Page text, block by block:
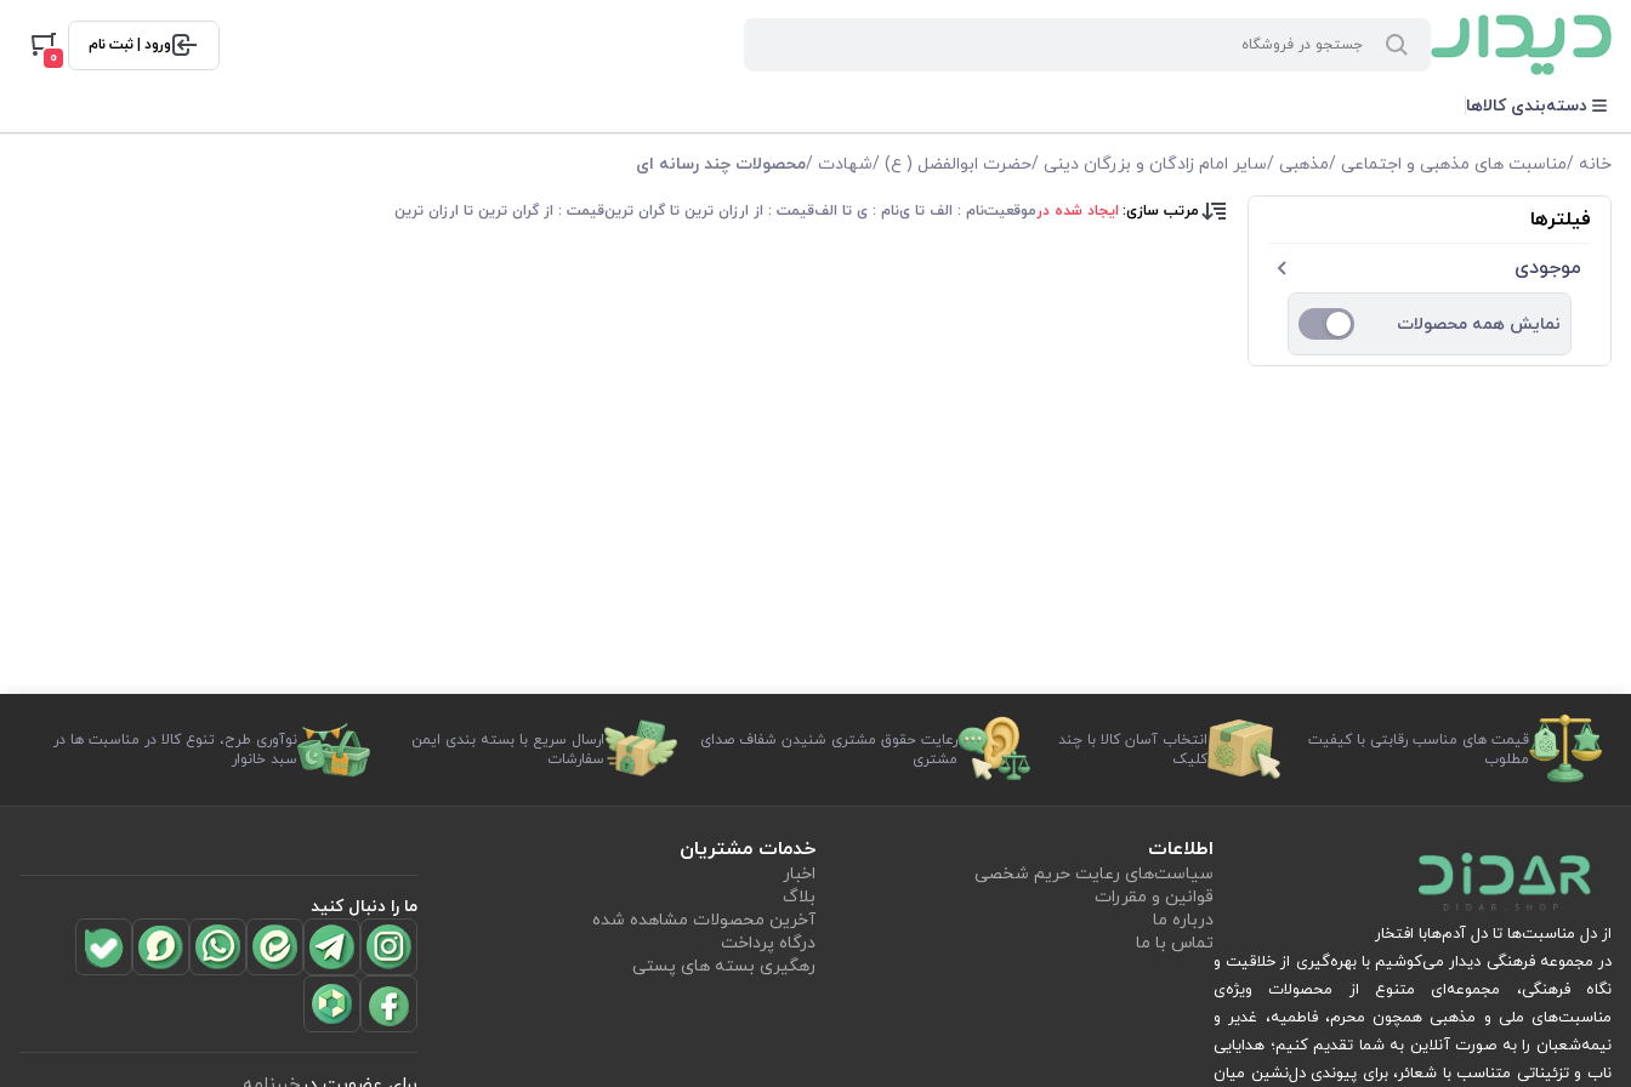
ورود | ثبت نام
0
دسته‌بندی کالاها
خانه /مناسبت های مذهبی و اجتماعی /مذهبی /سایر امام زادگان و بزرگان دینی /حضرت ابوالفضل ( ع) /شهادت /محصولات چند رسانه ای
فیلترها
موجودی
نمایش همه محصولات
مرتب سازی: ایجاد شده درموقعیتنام : الف تا ینام : ی تا الفقیمت : از ارزان ترین تا گران ترینقیمت : از گران ترین تا ارزان ترین
قیمت های مناسب رقابتی با کیفیت
مطلوب
انتخاب آسان کالا با چند
کلیک
رعایت حقوق مشتری شنیدن شفاف صدای
مشتری
ارسال سریع با بسته بندی ایمن
سفارشات
نوآوری طرح، تنوع کالا در مناسبت ها در
سبد خانوار
از دل مناسبت‌ها تا دل آدم‌هابا افتخار
در مجموعه فرهنگی دیدار می‌کوشیم با بهره‌گیری از خلاقیت و
نگاه فرهنگی، مجموعه‌ای متنوع از محصولات ویژه‌ی
مناسبت‌های ملی و مذهبی همچون محرم، فاطمیه، غدیر و
نیمه‌شعبان را به صورت آنلاین به شما تقدیم کنیم؛ هدایایی
ناب و تزئیناتی متناسب با شعائر، برای پیوندی دل‌نشین میان
اطلاعات
سیاست‏‌های رعایت حریم شخصی
قوانین و مقررات
درباره ما
تماس با ما
خدمات مشتریان
اخبار
بلاگ
آخرین محصولات مشاهده شده
درگاه پرداخت
رهگیری بسته های پستی
ما را دنبال کنید